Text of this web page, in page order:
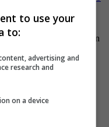
11 años de relación
es cuando empiezan
era como no le dejó
reveló la mejor
medio de todo fue un
sé, se convirtió en un
la controlaba mucho, la
to use your
to:
advertising and
research and
on a device